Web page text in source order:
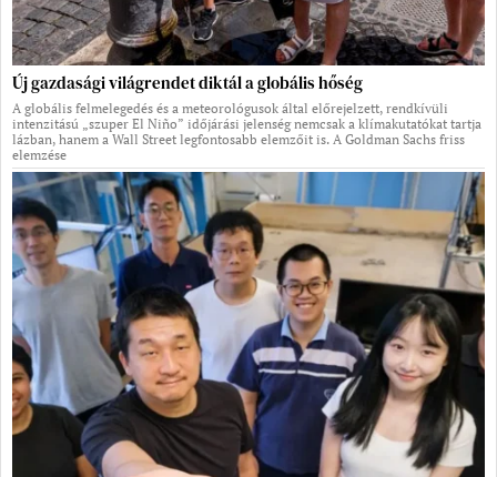
Új gazdasági világrendet diktál a globális hőség
A globális felmelegedés és a meteorológusok által előrejelzett, rendkívüli
intenzitású „szuper El Niño” időjárási jelenség nemcsak a klímakutatókat tartja
lázban, hanem a Wall Street legfontosabb elemzőit is. A Goldman Sachs friss
elemzése